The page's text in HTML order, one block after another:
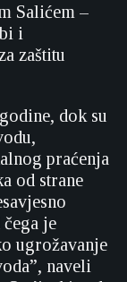
Salićem –
i
zaštitu
dok su
praćenja
od strane
je
ugrožavanje
naveli